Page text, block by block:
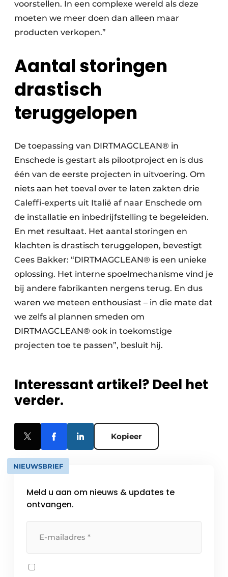
voorstellen. In een complexe wereld als deze
moeten we meer doen dan alleen maar
producten verkopen.”
Aantal storingen
drastisch
teruggelopen
De toepassing van DIRTMAGCLEAN® in
Enschede is gestart als pilootproject en is dus
één van de eerste projecten in uitvoering. Om
niets aan het toeval over te laten zakten drie
Caleffi-experts uit Italië af naar Enschede om
de installatie en inbedrijfstelling te begeleiden.
En met resultaat. Het aantal storingen en
klachten is drastisch teruggelopen, bevestigt
Cees Bakker: “­DIRTMAGCLEAN® is een unieke
oplossing. Het interne spoelmechanisme vind je
bij andere fabrikanten nergens terug. En dus
waren we meteen enthousiast – in die mate dat
we zelfs al plannen smeden om
DIRTMAGCLEAN® ook in toekomstige
projecten toe te passen”, besluit hij.
Interessant artikel? Deel het
verder.
Kopieer
NIEUWSBRIEF
Meld u aan om nieuws & updates te
ontvangen.